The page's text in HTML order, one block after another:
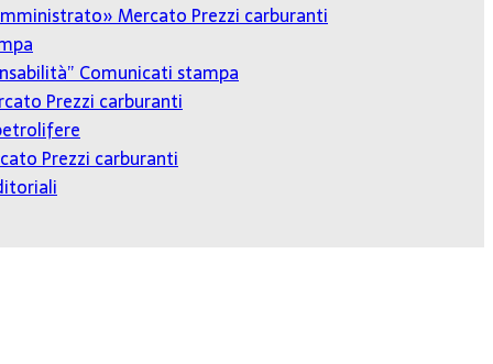
Mercato Prezzi carburanti
Comunicati stampa
Prezzi carburanti
Prezzi carburanti